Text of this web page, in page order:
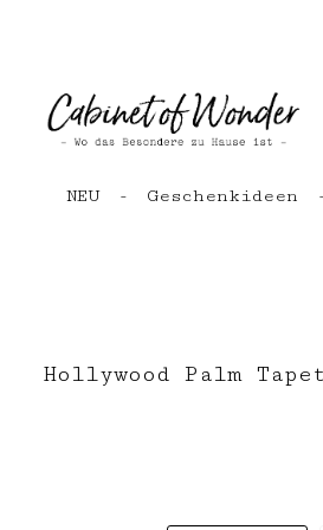
NEU Geschenkideen
Hollywood Palm